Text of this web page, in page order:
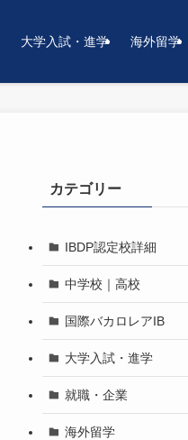
大学入試・進学 海外留学
カテゴリー
IBDP認定校詳細
中学校｜高校
国際バカロレアIB
大学入試・進学
就職・企業
海外留学